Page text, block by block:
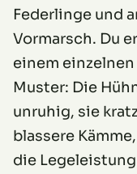
Federlinge und
Vormarsch. Du
einem
Muster: Die
unruhig, sie
blassere
die